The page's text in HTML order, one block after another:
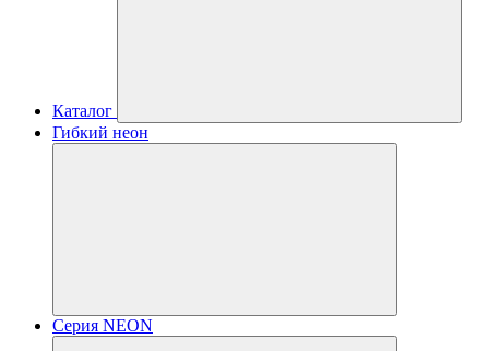
Каталог
Гибкий неон
Серия NEON